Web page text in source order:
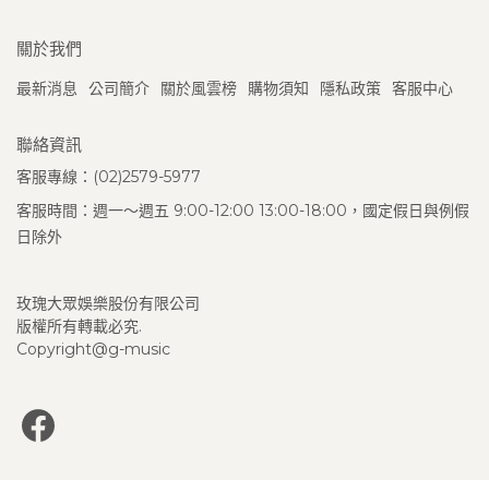
關於我們
最新消息 公司簡介 關於風雲榜 購物須知 隱私政策 客服中心
聯絡資訊
客服專線：(02)2579-5977
客服時間：週一～週五 9:00-12:00 13:00-18:00，國定假日與例假
日除外
玫瑰大眾娛樂股份有限公司
版權所有轉載必究.
Copyright@g-music